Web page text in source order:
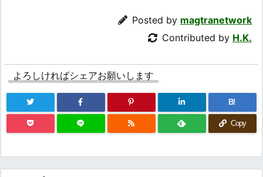
Posted by magtranetwork
Contributed by H.K.
よろしければシェアお願いします
B!
Copy